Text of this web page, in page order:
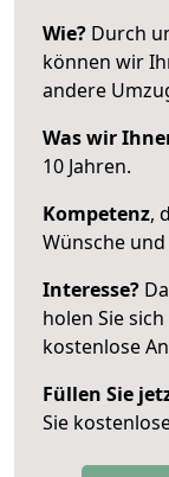
Wie? Durch
können wir
andere
Was wir
10 Jahren.
Kompetenz,
Wünsche
Interesse?
holen Sie
kostenlose
Füllen Sie
Sie